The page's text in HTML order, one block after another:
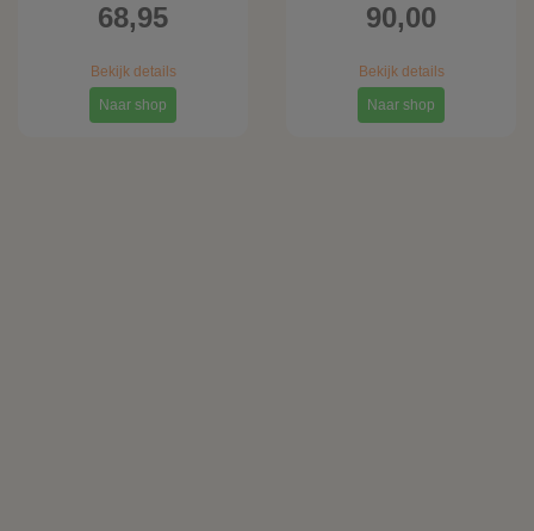
68,95
Bekijk details
Naar shop
90,00
Bekijk details
Naar shop